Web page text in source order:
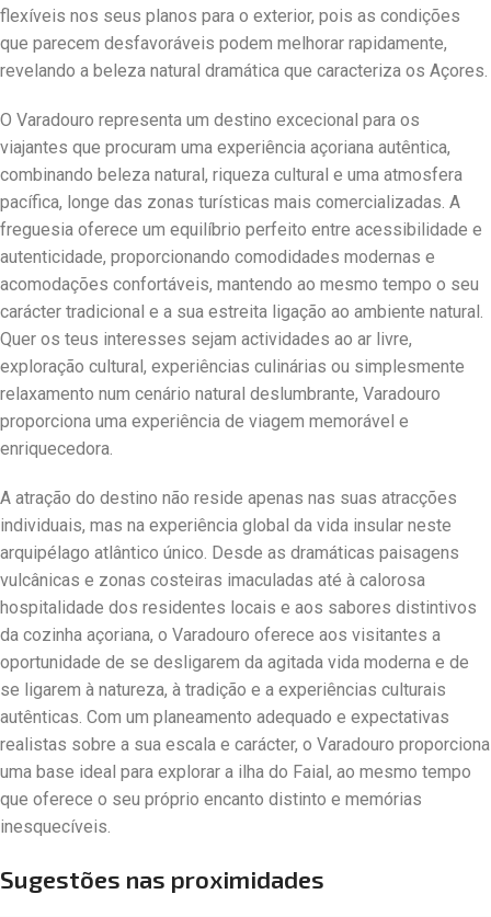
flexíveis nos seus planos para o exterior, pois as condições
que parecem desfavoráveis podem melhorar rapidamente,
revelando a beleza natural dramática que caracteriza os Açores.
O Varadouro representa um destino excecional para os
viajantes que procuram uma experiência açoriana autêntica,
combinando beleza natural, riqueza cultural e uma atmosfera
pacífica, longe das zonas turísticas mais comercializadas. A
freguesia oferece um equilíbrio perfeito entre acessibilidade e
autenticidade, proporcionando comodidades modernas e
acomodações confortáveis, mantendo ao mesmo tempo o seu
carácter tradicional e a sua estreita ligação ao ambiente natural.
Quer os teus interesses sejam actividades ao ar livre,
exploração cultural, experiências culinárias ou simplesmente
relaxamento num cenário natural deslumbrante, Varadouro
proporciona uma experiência de viagem memorável e
enriquecedora.
A atração do destino não reside apenas nas suas atracções
individuais, mas na experiência global da vida insular neste
arquipélago atlântico único. Desde as dramáticas paisagens
vulcânicas e zonas costeiras imaculadas até à calorosa
hospitalidade dos residentes locais e aos sabores distintivos
da cozinha açoriana, o Varadouro oferece aos visitantes a
oportunidade de se desligarem da agitada vida moderna e de
se ligarem à natureza, à tradição e a experiências culturais
autênticas. Com um planeamento adequado e expectativas
realistas sobre a sua escala e carácter, o Varadouro proporciona
uma base ideal para explorar a ilha do Faial, ao mesmo tempo
que oferece o seu próprio encanto distinto e memórias
inesquecíveis.
Sugestões nas proximidades